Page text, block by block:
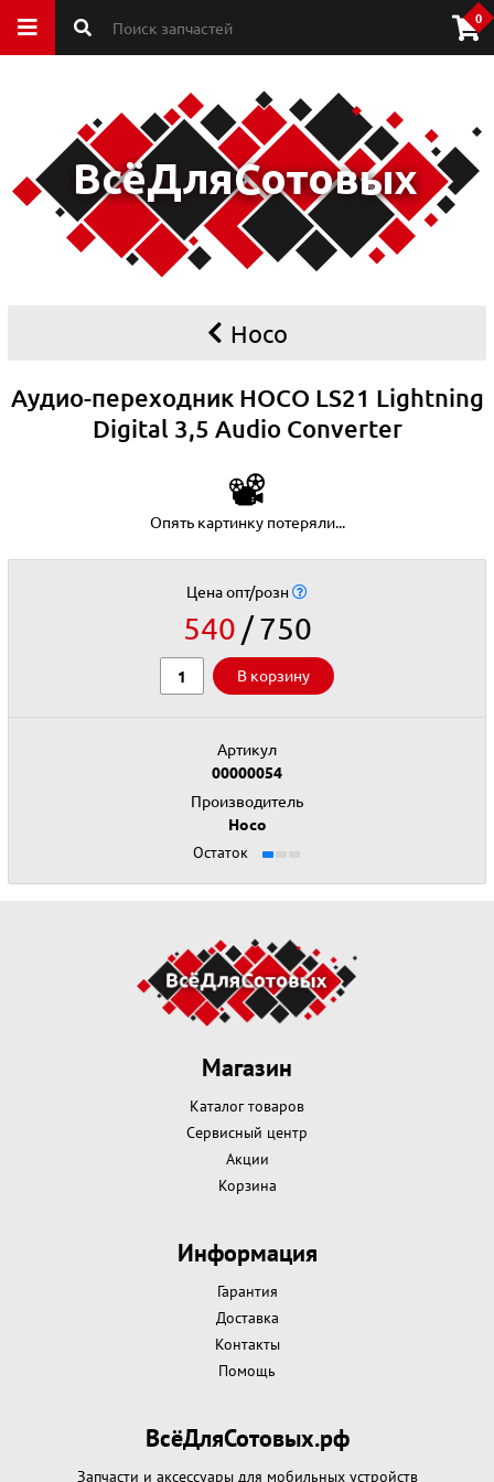
0
Hoco
Аудио-переходник HOCO LS21 Lightning
Digital 3,5 Audio Converter
📽
Опять картинку потеряли...
Цена опт/розн
540 750
В корзину
Артикул
00000054
Производитель
Hoco
Остаток
Магазин
Каталог товаров
Сервисный центр
Акции
Корзина
Информация
Гарантия
Доставка
Контакты
Помощь
ВсёДляСотовых.рф
Запчасти и аксессуары для мобильных устройств